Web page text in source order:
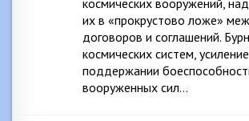
космических вооружений,
их в «прокрустово ложе»
договоров и соглашений.
космических систем,
поддержании
вооруженных сил…